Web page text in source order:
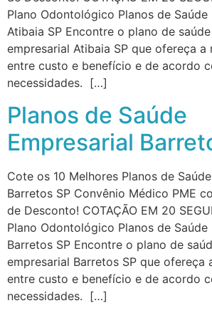
Plano Odontológico Planos de Saúde
Atibaia SP Encontre o plano de saúde
empresarial Atibaia SP que ofereça a
entre custo e benefício e de acordo
necessidades. […]
Planos de Saúde
Empresarial
Cote os 10 Melhores Planos de
Barretos SP Convênio Médico PME
de Desconto! COTAÇÃO EM 20
Plano Odontológico Planos de Saúde
Barretos SP Encontre o plano de
empresarial Barretos SP que ofereça
entre custo e benefício e de acordo
necessidades. […]